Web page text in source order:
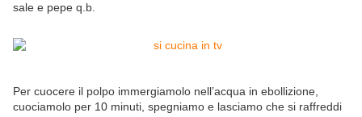
sale e pepe q.b.
Per cuocere il polpo immergiamolo nell’acqua in ebollizione,
cuociamolo per 10 minuti, spegniamo e lasciamo che si raffreddi